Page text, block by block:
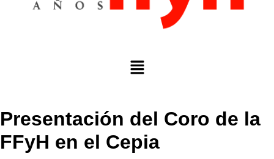
Presentación del Coro de la
FFyH en el Cepia